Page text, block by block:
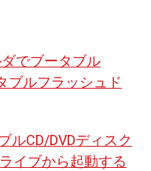
でブータブル
ブルフラッシュド
ルCD/DVDディスク
イブから起動する